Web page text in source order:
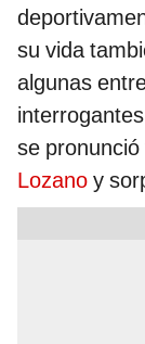
su vida
algunas
se
Lozano y